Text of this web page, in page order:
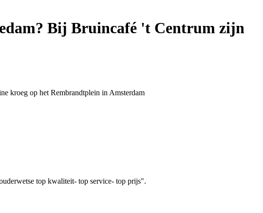
Bij Bruincafé 't Centrum zijn
kroeg op het Rembrandtplein in Amsterdam
top kwaliteit- top service- top prijs".